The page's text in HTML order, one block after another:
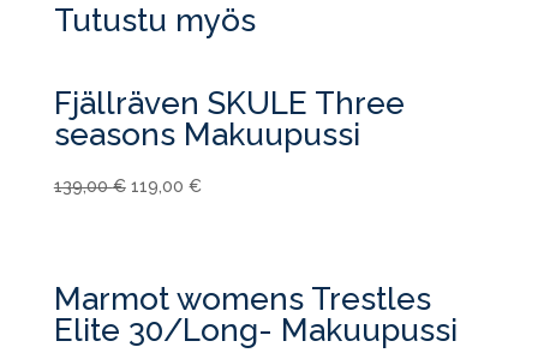
Tutustu myös
Fjällräven SKULE Three
seasons Makuupussi
139,00€ Alkuperäinen
119,00 €Nykyinen
Marmot womens Trestles
Elite 30/Long- Makuupussi